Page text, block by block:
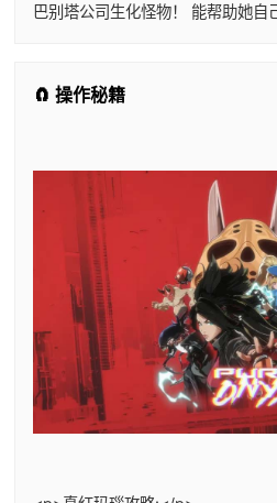
巴别塔公司生化怪物！ 能帮助她自
🧲 操作秘籍